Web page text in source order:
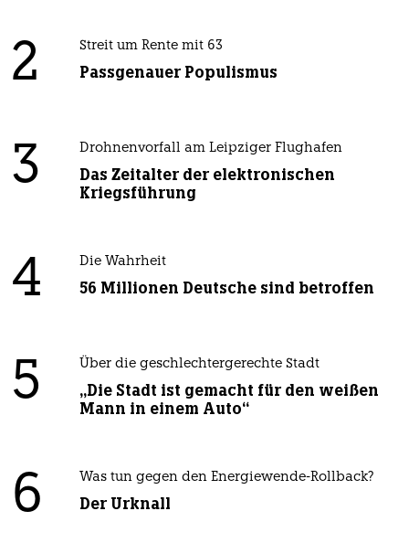
2 Streit um Rente mit 63
Passgenauer Populismus
3 Drohnenvorfall am Leipziger Flughafen
Das Zeitalter der elektronischen
Kriegsführung
4 Die Wahrheit
56 Millionen Deutsche sind betroffen
5 Über die geschlechtergerechte Stadt
„Die Stadt ist gemacht für den weißen
Mann in einem Auto“
6 Was tun gegen den Energiewende-Rollback?
Der Urknall